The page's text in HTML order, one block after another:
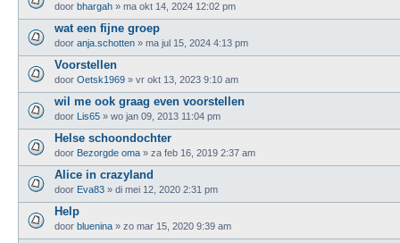
door bhargah » ma okt 14, 2024 12:02 pm
wat een fijne groep
door anja.schotten » ma jul 15, 2024 4:13 pm
Voorstellen
door Oetsk1969 » vr okt 13, 2023 9:10 am
wil me ook graag even voorstellen
door Lis65 » wo jan 09, 2013 11:04 pm
Helse schoondochter
door Bezorgde oma » za feb 16, 2019 2:37 am
Alice in crazyland
door Eva83 » di mei 12, 2020 2:31 pm
Help
door bluenina » zo mar 15, 2020 9:39 am